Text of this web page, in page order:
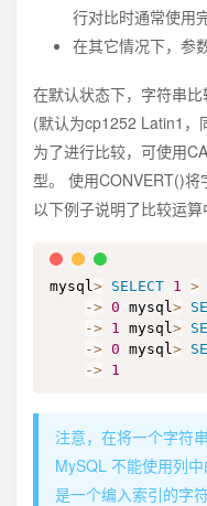
行对比时通常使用
在其它情况下，参
在默认状态下，字符串
(默认为cp1252 Latin1，
为了进行比较，可使用
型。 使用CONVERT()将
以下例子说明了比较运算
mysql> SELECT 1 >
-> 0 mysql>
-> 1 mysql>
-> 0 mysql>
-> 1
注意，在将一个字符
MySQL 不能使用列
是一个编入索引的字